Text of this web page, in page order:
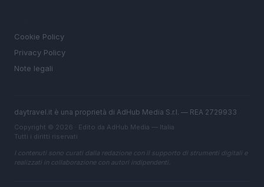
Cookie Policy
Privacy Policy
Note legali
daytravel.it è una proprietà di AdHub Media S.r.l. — REA 2729933
Copyright © 2026 · Edito da AdHub Media — Italia
Tutti i diritti riservati
I contenuti sono curati dalla redazione con il supporto di strumenti digitali e
realizzati in collaborazione con autori indipendenti.